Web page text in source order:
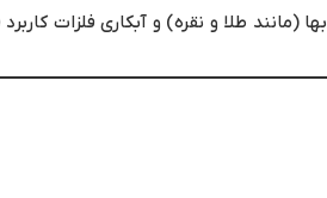
طلا و نقره) و آبکاری فلزات کاربرد